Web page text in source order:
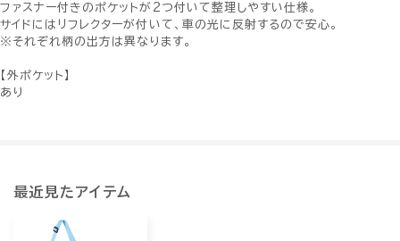
ファスナー付きのポケットが2つ付いて整理しやすい仕様。
サイドにはリフレクターが付いて、車の光に反射するので安心。
※それぞれ柄の出方は異なります。
【外ポケット】
あり
最近見たアイテム